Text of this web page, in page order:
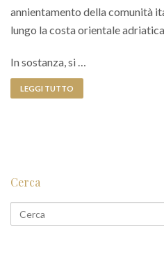
annientamento della comunità
lungo la costa orientale
In sostanza, si …
LEGGI TUTTO
Cerca